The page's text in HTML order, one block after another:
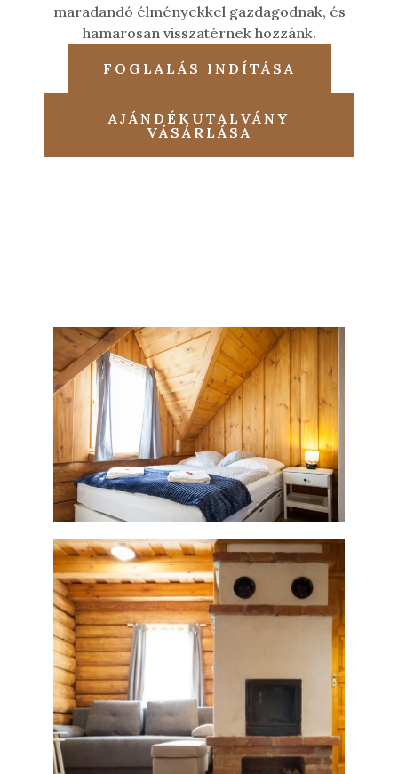
maradandó élményekkel gazdagodnak, és
hamarosan visszatérnek hozzánk.
FOGLALÁS INDÍTÁSA
AJÁNDÉKUTALVÁNY
VÁSÁRLÁSA